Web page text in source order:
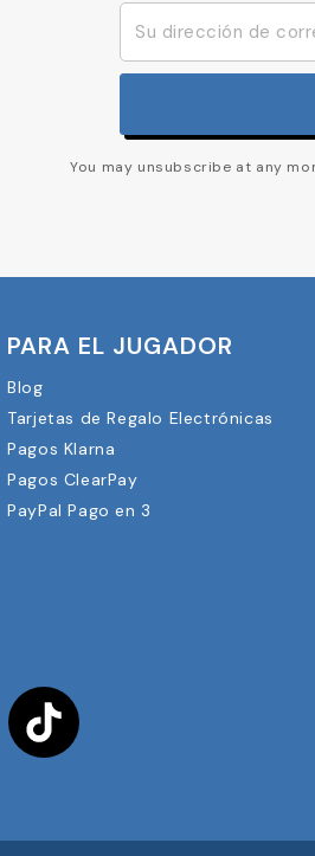
You may unsubscribe at any
PARA EL JUGADOR
Blog
Tarjetas de Regalo Electrónicas
Pagos Klarna
Pagos ClearPay
PayPal Pago en 3
Instagram